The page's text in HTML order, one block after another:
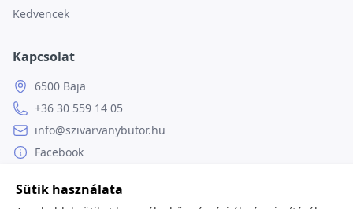
Kedvencek
Kapcsolat
6500 Baja
+36 30 559 14 05
info@szivarvanybutor.hu
Facebook
Sütik használata